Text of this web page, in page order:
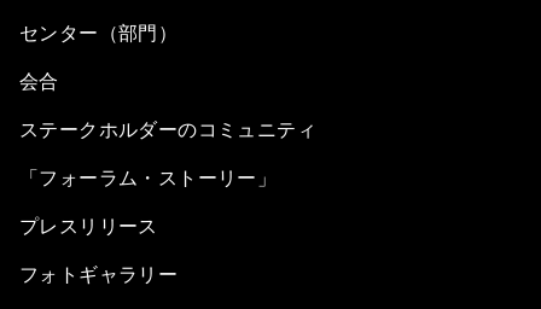
センター（部門）
会合
ステークホルダーのコミュニティ
「フォーラム・ストーリー」
プレスリリース
フォトギャラリー